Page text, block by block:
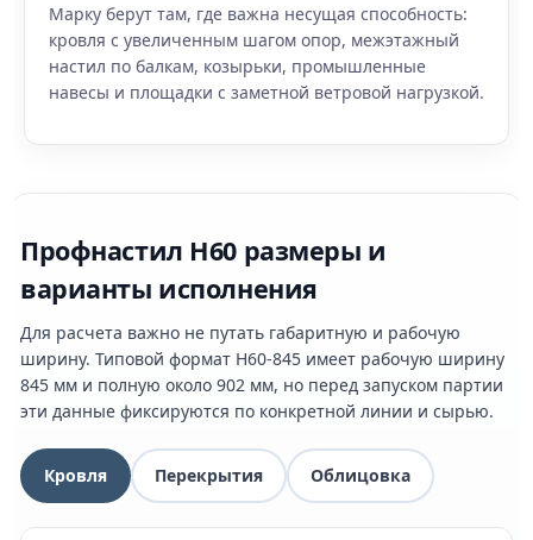
Марку берут там, где важна несущая способность:
кровля с увеличенным шагом опор, межэтажный
настил по балкам, козырьки, промышленные
навесы и площадки с заметной ветровой нагрузкой.
Профнастил Н60 размеры и
варианты исполнения
Для расчета важно не путать габаритную и рабочую
ширину. Типовой формат Н60-845 имеет рабочую ширину
845 мм и полную около 902 мм, но перед запуском партии
эти данные фиксируются по конкретной линии и сырью.
Кровля Перекрытия Облицовка